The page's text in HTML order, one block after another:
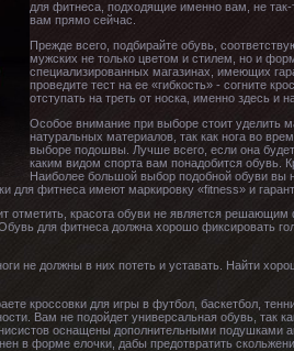
для фитнеса, подходящие именно вам, не
вам прямо сейчас.
Прежде всего, подбирайте обувь,
мужских не только цветом и стилем, но и
специализированных магазинах, имеющих
проведите тест на ее «гибкость» - согните
отступать на треть от носка, именно здесь и
Особое внимание при выборе стоит уделить
натуральных материалов, так как нога во
выборе подошвы. Лучше всего, если она
каким видом спорта вам понадобится обувь.
Наиболее большой выбор подобной обуви вы
фитнеса имеют маркировку «fitness» и
отметить, красота обуви не является
для фитнеса должна хорошо фиксировать
не должны в них потеть и уставать. Найти
кроссовки для игры в футбол, баскетбол,
Вам не подойдет универсальная обувь, так
оснащены дополнительными подушками
в форме елочки, дабы предотвратить